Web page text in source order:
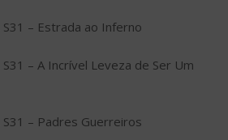
– Estrada ao Inferno
– A Incrível Leveza de Ser Um
– Padres Guerreiros